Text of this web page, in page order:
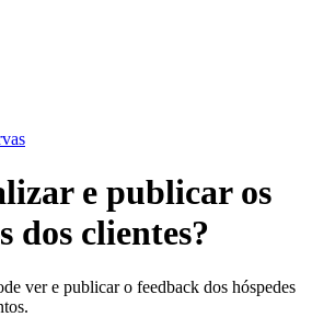
e publicar os
dos clientes?
ver e publicar o feedback dos hóspedes